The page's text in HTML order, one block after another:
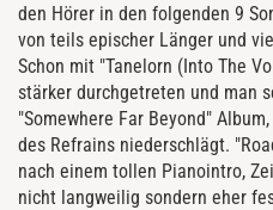
den Hörer in den folgenden 9
von teils epischer Länger und
Schon mit "Tanelorn (Into The
stärker durchgetreten und man
"Somewhere Far Beyond"
des Refrains niederschlägt.
nach einem tollen Pianointro,
nicht langweilig sondern eher